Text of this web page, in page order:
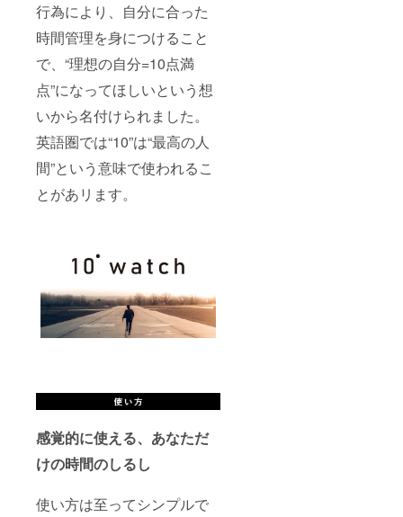
行為により、自分に合った
時間管理を身につけること
で、“理想の自分=10点満
点”になってほしいという想
いから名付けられました。
英語圏では“10”は“最高の人
間”という意味で使われるこ
とがあリます。
感覚的に使える、あなただ
けの時間のしるし
使い方は至ってシンプルで